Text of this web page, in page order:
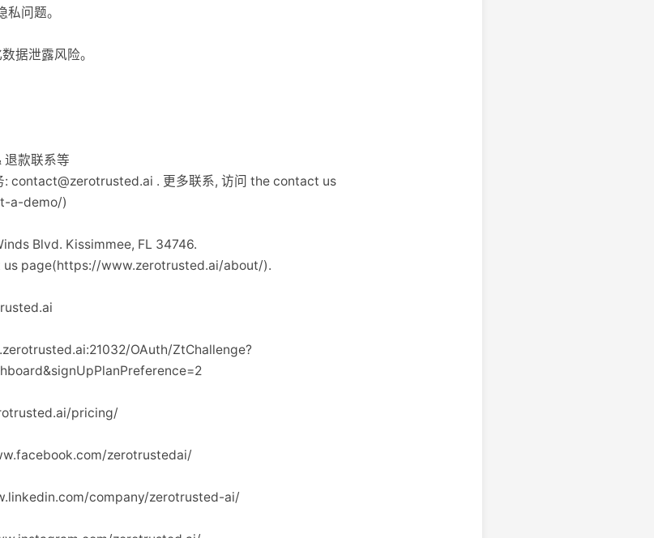
问题。
据泄露风险。
退款联系等
: contact@zerotrusted.ai . 更多联系, 访问 the contact us
a-demo/)
Blvd. Kissimmee, FL 34746.
us page(https://www.zerotrusted.ai/about/).
OAuth/ZtChallenge?
pricing/
zerotrustedai/
company/zerotrusted-ai/